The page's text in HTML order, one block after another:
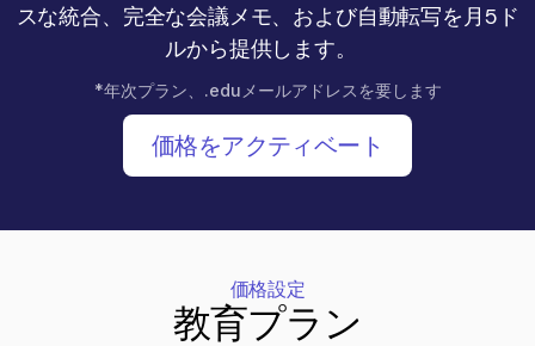
スな統合、完全な会議メモ、および自動転写を月5ド
ルから提供します。
*年次プラン、.eduメールアドレスを要します
価格をアクティベート
価格設定
教育プラン